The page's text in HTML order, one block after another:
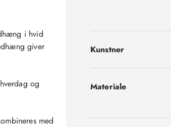
i hvid
giver
og
med
Kunstner
Materiale